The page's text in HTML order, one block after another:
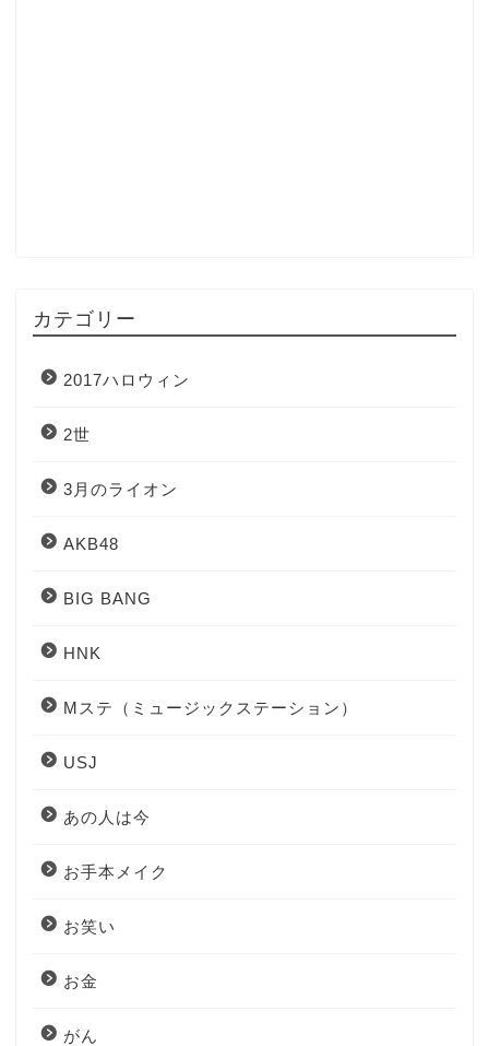
カテゴリー
2017ハロウィン
2世
3月のライオン
AKB48
BIG BANG
HNK
Mステ（ミュージックステーション）
USJ
あの人は今
お手本メイク
お笑い
お金
がん